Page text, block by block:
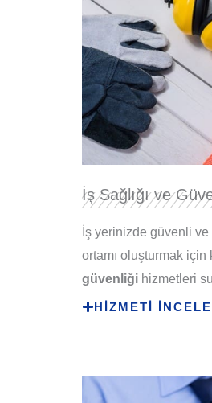
İş Sağlığı ve
İş yerinizde güvenli ve
ortamı oluşturmak için
güvenliği hizmetleri
HİZMETİ İNCELE